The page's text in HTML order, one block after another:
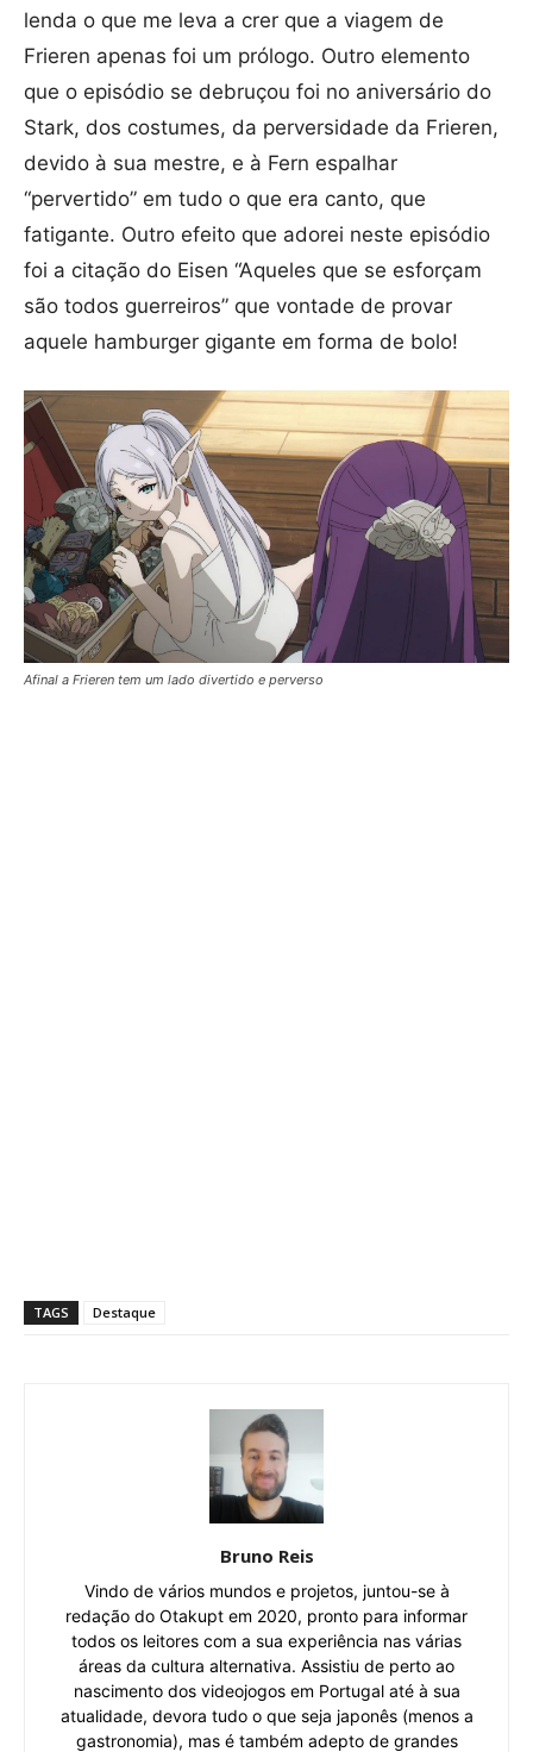
lenda o que me leva a crer que a viagem de
Frieren apenas foi um prólogo. Outro elemento
que o episódio se debruçou foi no aniversário do
Stark, dos costumes, da perversidade da Frieren,
devido à sua mestre, e à Fern espalhar
“pervertido” em tudo o que era canto, que
fatigante. Outro efeito que adorei neste episódio
foi a citação do Eisen “Aqueles que se esforçam
são todos guerreiros” que vontade de provar
aquele hamburger gigante em forma de bolo!
Afinal a Frieren tem um lado divertido e perverso
TAGS Destaque
Bruno Reis
Vindo de vários mundos e projetos, juntou-se à
redação do Otakupt em 2020, pronto para informar
todos os leitores com a sua experiência nas várias
áreas da cultura alternativa. Assistiu de perto ao
nascimento dos videojogos em Portugal até à sua
atualidade, devora tudo o que seja japonês (menos a
gastronomia), mas é também adepto de grandes